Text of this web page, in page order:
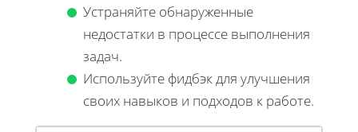
Устраняйте обнаруженные
недостатки в процессе выполнения
задач.
Используйте фидбэк для улучшения
своих навыков и подходов к работе.